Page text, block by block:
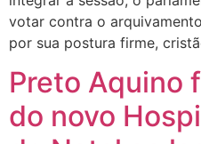
votar contra o
por sua postura firme,
Preto Aquino
do novo